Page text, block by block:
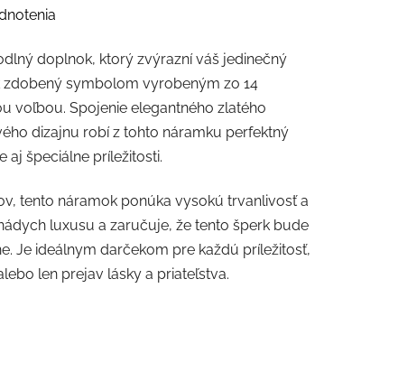
doplnok, ktorý zvýrazní váš jedinečný
symbolom vyrobeným zo 14
voľbou. Spojenie elegantného zlatého
dizajnu robí z tohto náramku perfektný
aj špeciálne príležitosti.
tento náramok ponúka vysokú trvanlivosť a
luxusu a zaručuje, že tento šperk bude
Je ideálnym darčekom pre každú príležitosť,
len prejav lásky a priateľstva.